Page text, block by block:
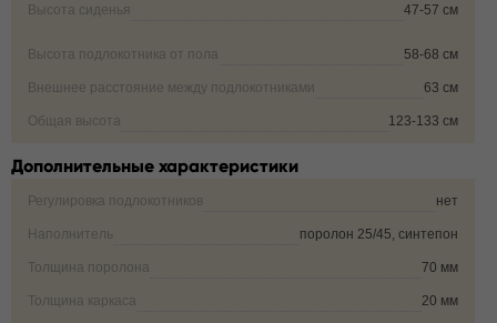
Высота сиденья 47-57 см
Высота подлокотника от пола 58-68 см
Внешнее расстояние между подлокотниками 63 см
Общая высота 123-133 см
Дополнительные характеристики
Регулировка подлокотников нет
Наполнитель поролон 25/45, синтепон
Толщина поролона 70 мм
Толщина каркаса 20 мм